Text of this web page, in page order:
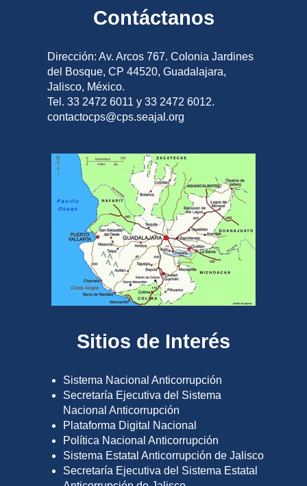
Contáctanos
Dirección: Av. Arcos 767. Colonia Jardines
del Bosque, CP 44520, Guadalajara,
Jalisco, México.
Tel. 33 2472 6011 y 33 2472 6012.
contactocps@cps.seajal.org
Sitios de Interés
Sistema Nacional Anticorrupción
Secretaría Ejecutiva del Sistema
Nacional Anticorrupción
Plataforma Digital Nacional
Política Nacional Anticorrupción
Sistema Estatal Anticorrupción de Jalisco
Secretaría Ejecutiva del Sistema Estatal